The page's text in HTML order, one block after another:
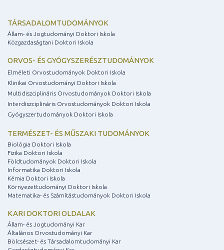
TÁRSADALOMTUDOMÁNYOK
Állam- és Jogtudományi Doktori Iskola
Közgazdaságtani Doktori Iskola
ORVOS- ÉS GYÓGYSZERÉSZTUDOMÁNYOK
Elméleti Orvostudományok Doktori Iskola
Klinikai Orvostudományi Doktori Iskola
Multidiszciplináris Orvostudományok Doktori Iskola
Interdiszciplináris Orvostudományok Doktori Iskola
Gyógyszertudományok Doktori Iskola
TERMÉSZET- ÉS MŰSZAKI TUDOMÁNYOK
Biológia Doktori Iskola
Fizika Doktori Iskola
Földtudományok Doktori Iskola
Informatika Doktori Iskola
Kémia Doktori Iskola
Környezettudományi Doktori Iskola
Matematika- és Számítástudományok Doktori Iskola
KARI DOKTORI OLDALAK
Állam- és Jogtudományi Kar
Általános Orvostudományi Kar
Bölcsészet- és Társadalomtudományi Kar